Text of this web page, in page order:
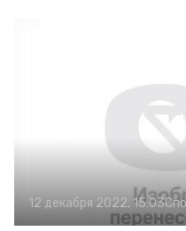
12 декабря 2022, 15:03